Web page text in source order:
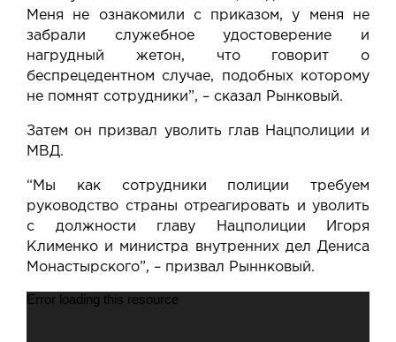
Меня не ознакомили с приказом, у меня не
забрали служебное удостоверение и
нагрудный жетон, что говорит о
беспрецедентном случае, подобных которому
не помнят сотрудники”, – сказал Рынковый.
Затем он призвал уволить глав Нацполиции и
МВД.
“Мы как сотрудники полиции требуем
руководство страны отреагировать и уволить
с должности главу Нацполиции Игоря
Клименко и министра внутренних дел Дениса
Монастырского”, – призвал Рыннковый.
Відеопрогравач
Error loading this resource